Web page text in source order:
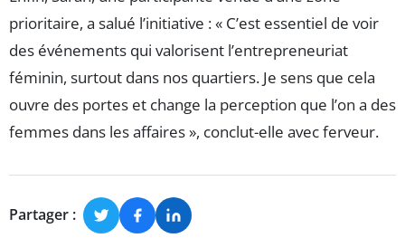
prioritaire, a salué l’initiative : « C’est essentiel de voir
des événements qui valorisent l’entrepreneuriat
féminin, surtout dans nos quartiers. Je sens que cela
ouvre des portes et change la perception que l’on a des
femmes dans les affaires », conclut-elle avec ferveur.
Partager :